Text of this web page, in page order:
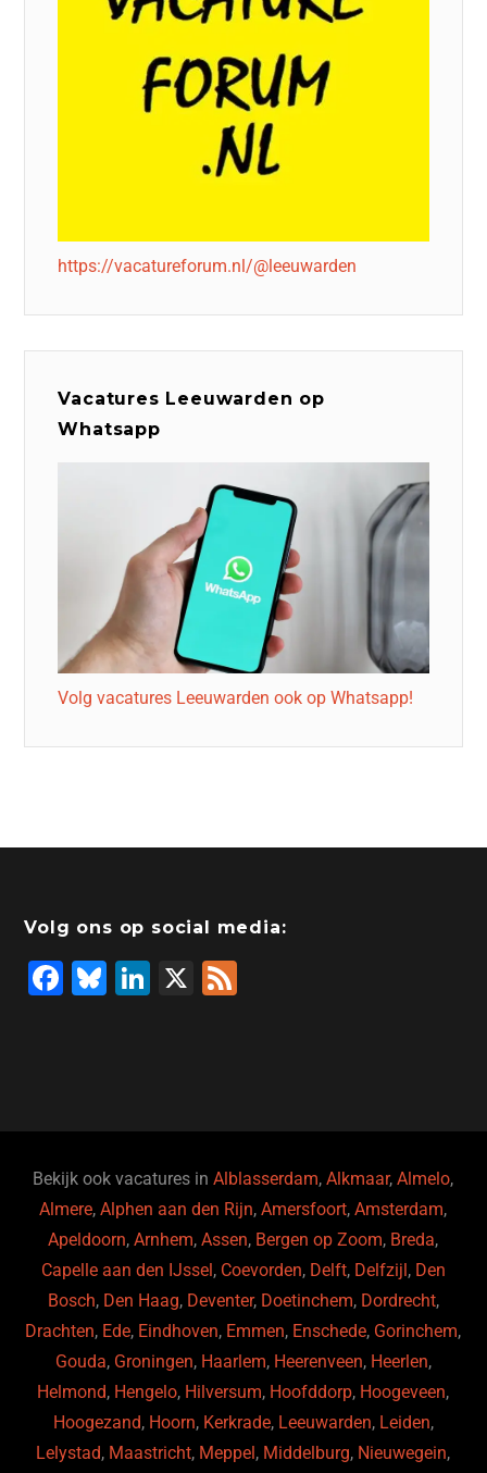
https://vacatureforum.nl/@leeuwarden
Vacatures Leeuwarden op
Whatsapp
Volg vacatures Leeuwarden ook op Whatsapp!
Volg ons op social media:
F
o
k
Bl
Li X
Bekijk ook vacatures inAlblasserdam,Alkmaar,Almelo,
Almere,Alphen aan den Rijn,Amersfoort,Amsterdam,
Apeldoorn,Arnhem,Assen, Bergen op Zoom, Breda,
Capelle aan den IJssel, Coevorden, Delft, Delfzijl, Den
Bosch, Den Haag, Deventer, Doetinchem, Dordrecht,
Drachten, Ede, Eindhoven, Emmen, Enschede, Gorinchem,
Gouda, Groningen, Haarlem, Heerenveen, Heerlen,
Helmond, Hengelo, Hilversum, Hoofddorp, Hoogeveen,
Hoogezand, Hoorn, Kerkrade, Leeuwarden, Leiden,
Lelystad, Maastricht, Meppel, Middelburg, Nieuwegein,